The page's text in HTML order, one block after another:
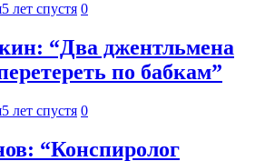
5 лет спустя 0
“Два джентльмена
по бабкам”
5 лет спустя 0
“Конспиролог